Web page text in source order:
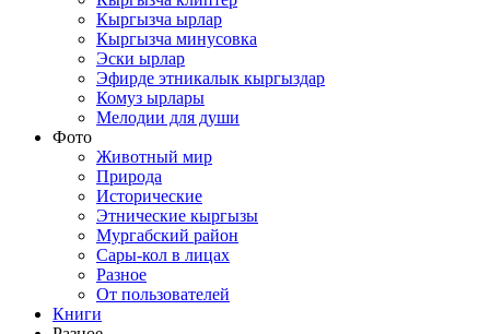
Кыргызча ырлар
Кыргызча минусовка
Эски ырлар
Эфирде этникалык кыргыздар
Комуз ырлары
Мелодии для души
Фото
Животный мир
Природа
Исторические
Этнические кыргызы
Мургабский район
Сары-кол в лицах
Разное
От пользователей
Книги